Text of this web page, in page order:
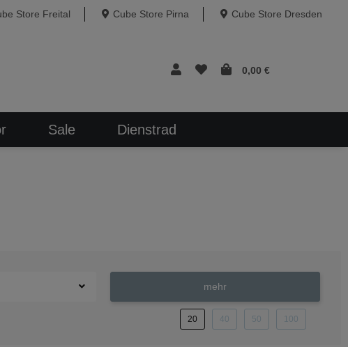
Store Freital Cube Store Pirna Cube Store Dresden
0,00 €
Sale Dienstrad
mehr
20 40 50 100